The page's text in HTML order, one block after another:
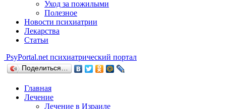
Уход за пожилыми
Полезное
Новости психиатрии
Лекарства
Статьи
PsyPortal.net психиатрический портал
Поделиться…
Главная
Лечение
Лечение в Израиле